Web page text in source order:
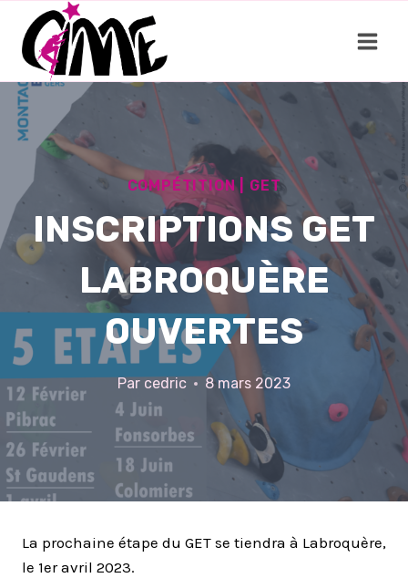
contenu
COMPÉTITION| GET
INSCRIPTIONS GET
LABROQUÈRE
OUVERTES
Par cedric 8 mars 2023
La prochaine étape du GET se tiendra à Labroquère,
le 1er avril 2023.